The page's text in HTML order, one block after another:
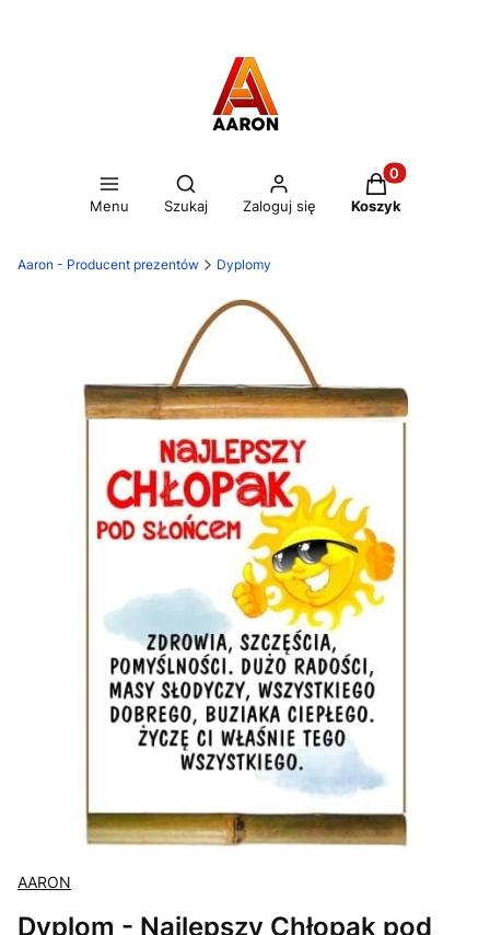
Menu
Otwórz wyszukiwarkę
Szukaj Zaloguj się
Produkty w
Koszyk
Aaron - Producent prezentów Dyplomy
AARON
Dyplom - Najlepszy Chłopak pod